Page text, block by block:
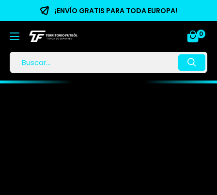
¡ENVÍO GRATIS PARA TODA EUROPA!
0